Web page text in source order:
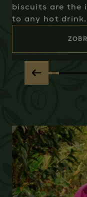
biscuits are the
to any hot drink.